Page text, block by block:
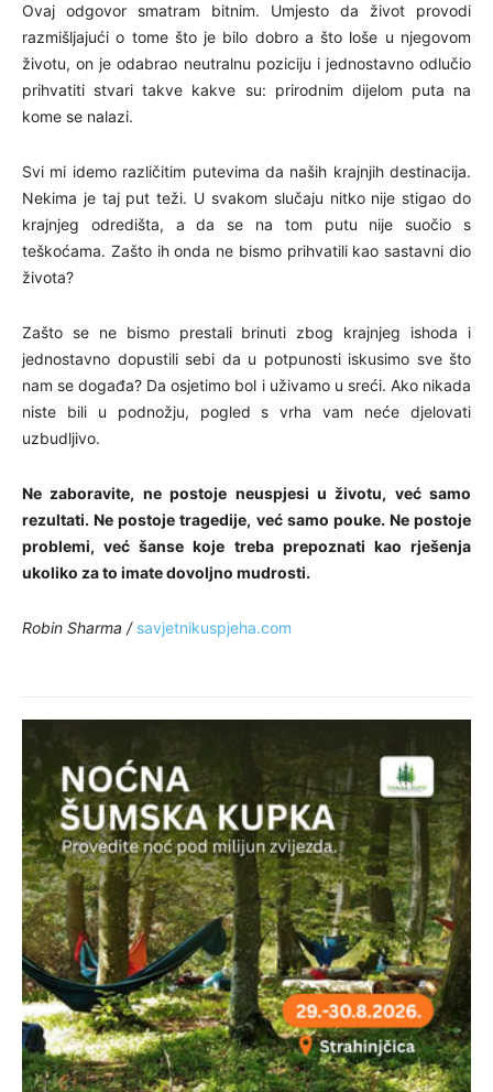
Ovaj odgovor smatram bitnim. Umjesto da život provodi
razmišljajući o tome što je bilo dobro a što loše u njegovom
životu, on je odabrao neutralnu poziciju i jednostavno odlučio
prihvatiti stvari takve kakve su: prirodnim dijelom puta na
kome se nalazi.
Svi mi idemo različitim putevima da naših krajnjih destinacija.
Nekima je taj put teži. U svakom slučaju nitko nije stigao do
krajnjeg odredišta, a da se na tom putu nije suočio s
teškoćama. Zašto ih onda ne bismo prihvatili kao sastavni dio
života?
Zašto se ne bismo prestali brinuti zbog krajnjeg ishoda i
jednostavno dopustili sebi da u potpunosti iskusimo sve što
nam se događa? Da osjetimo bol i uživamo u sreći. Ako nikada
niste bili u podnožju, pogled s vrha vam neće djelovati
uzbudljivo.
Ne zaboravite, ne postoje neuspjesi u životu, već samo
rezultati. Ne postoje tragedije, već samo pouke. Ne postoje
problemi, već šanse koje treba prepoznati kao rješenja
ukoliko za to imate dovoljno mudrosti.
Robin Sharma / savjetnikuspjeha.com